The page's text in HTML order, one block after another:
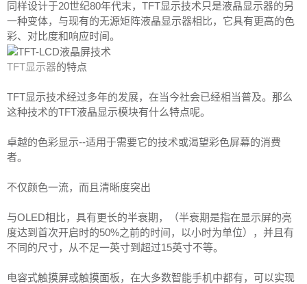
同样设计于20世纪80年代末，TFT显示技术只是液晶显示器的另
一种变体，与现有的无源矩阵液晶显示器相比，它具有更高的色
彩、对比度和响应时间。
TFT显示器的特点
TFT显示技术经过多年的发展，在当今社会已经相当普及。那么
这种技术的TFT液晶显示模块有什么特点呢。
卓越的色彩显示--适用于需要它的技术或渴望彩色屏幕的消费
者。
不仅颜色一流，而且清晰度突出
与OLED相比，具有更长的半衰期，（半衰期是指在显示屏的亮
度达到首次开启时的50%之前的时间，以小时为单位），并且有
不同的尺寸，从不足一英寸到超过15英寸不等。
电容式触摸屏或触摸面板，在大多数智能手机中都有，可以实现